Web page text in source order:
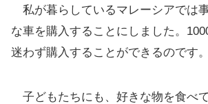
私が暮らしているマレーシアでは
な車を購入することにしました。
迷わず購入することができるのです。
子どもたちにも、好きな物を食べ